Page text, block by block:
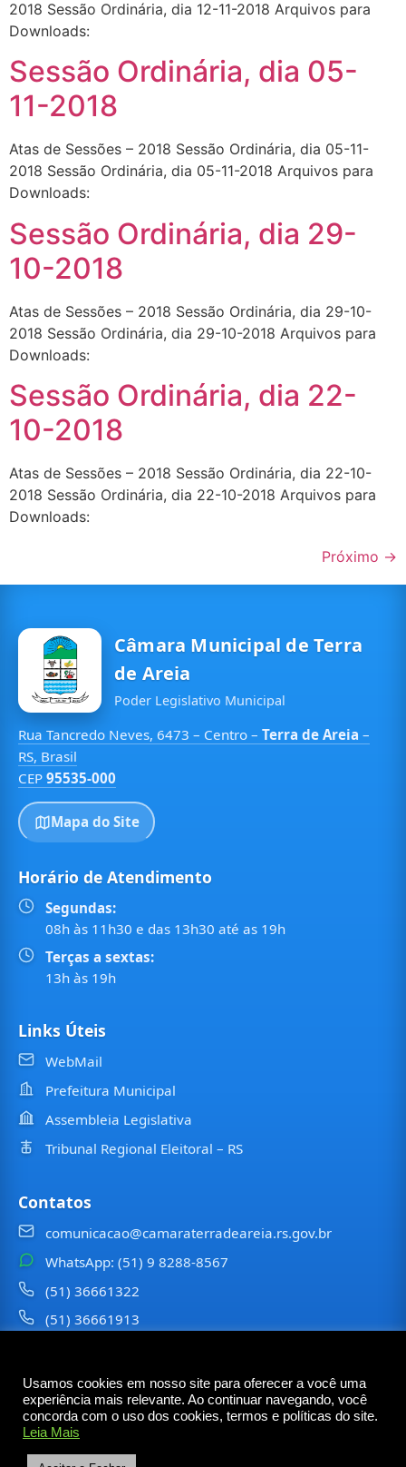
2018 Sessão Ordinária, dia 12-11-2018 Arquivos para
Downloads:
Sessão Ordinária, dia 05-
11-2018
Atas de Sessões – 2018 Sessão Ordinária, dia 05-11-
2018 Sessão Ordinária, dia 05-11-2018 Arquivos para
Downloads:
Sessão Ordinária, dia 29-
10-2018
Atas de Sessões – 2018 Sessão Ordinária, dia 29-10-
2018 Sessão Ordinária, dia 29-10-2018 Arquivos para
Downloads:
Sessão Ordinária, dia 22-
10-2018
Atas de Sessões – 2018 Sessão Ordinária, dia 22-10-
2018 Sessão Ordinária, dia 22-10-2018 Arquivos para
Downloads:
Próximo →
Câmara Municipal de Terra
de Areia
Poder Legislativo Municipal
Rua Tancredo Neves, 6473 – Centro – Terra de Areia –
RS, Brasil
CEP 95535-000
Mapa do Site
Horário de Atendimento
Segundas:
08h às 11h30 e das 13h30 até as 19h
Terças a sextas:
13h às 19h
Links Úteis
WebMail
Prefeitura Municipal
Assembleia Legislativa
Tribunal Regional Eleitoral – RS
Contatos
comunicacao@camaraterradeareia.rs.gov.br
WhatsApp: (51) 9 8288-8567
(51) 36661322
(51) 36661913
©2026Câmara Municipal deTerra de Areia— Todos os
direitos reservados
Rua Tancredo Neves, 6473 – Centro – Terra de Areia
Usamos cookies em nosso site para oferecer a você uma
experiência mais relevante. Ao continuar navegando, você
concorda com o uso dos cookies, termos e políticas do site.
Leia Mais